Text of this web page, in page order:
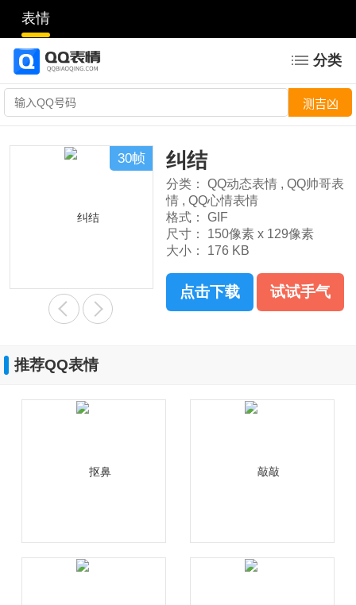
表情
分类
30帧 纠结
分类： QQ动态表情 , QQ帅哥表
情 , QQ心情表情
格式：
GIF
尺寸：
150像素 x 129像素
大小：
176 KB
点击下载 试试手气
推荐QQ表情